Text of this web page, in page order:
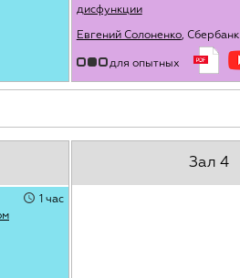
дисфункции
Евгений Солоненко, Сбербанк
для опытных
1 час
Зал 4